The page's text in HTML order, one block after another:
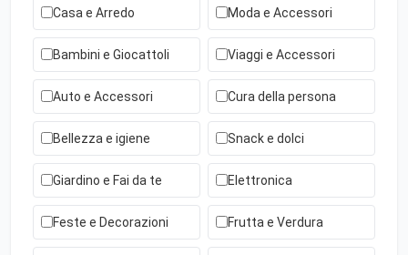
Casa e Arredo Moda e Accessori
Bambini e Giocattoli Viaggi e Accessori
Auto e Accessori Cura della persona
Bellezza e igiene Snack e dolci
Giardino e Fai da te Elettronica
Feste e Decorazioni Frutta e Verdura